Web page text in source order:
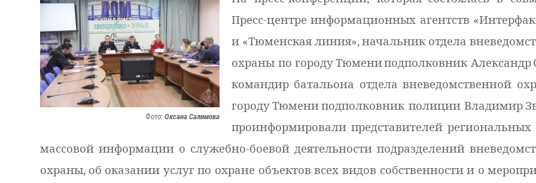
Фото: Оксана Салимова
Пресс-центре информационных агентств
и «Тюменская линия»,начальник отдела
охраны по городуТюмениподполковник Александр
командир батальона отдела вневедомственной
городуТюмениподполковник полиции Владимир
проинформировали представителей региональных
массовой информации о служебно-боевой деятельности подразделений
охраны, об оказании услуг по охране объектов всех видов собственности и о